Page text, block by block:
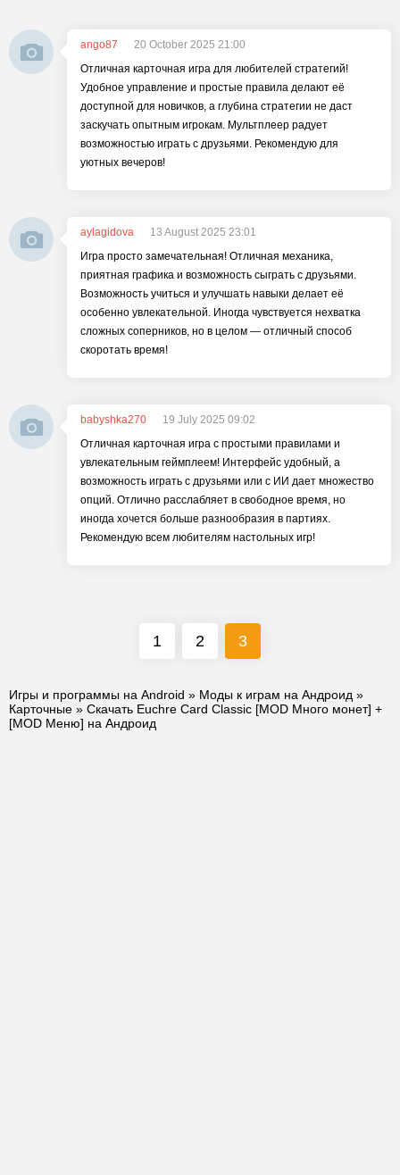
ango87
20 October 2025 21:00
Отличная карточная игра для любителей стратегий!
Удобное управление и простые правила делают её
доступной для новичков, а глубина стратегии не даст
заскучать опытным игрокам. Мультплеер радует
возможностью играть с друзьями. Рекомендую для
уютных вечеров!
aylagidova
13 August 2025 23:01
Игра просто замечательная! Отличная механика,
приятная графика и возможность сыграть с друзьями.
Возможность учиться и улучшать навыки делает её
особенно увлекательной. Иногда чувствуется нехватка
сложных соперников, но в целом — отличный способ
скоротать время!
babyshka270
19 July 2025 09:02
Отличная карточная игра с простыми правилами и
увлекательным геймплеем! Интерфейс удобный, а
возможность играть с друзьями или с ИИ дает множество
опций. Отлично расслабляет в свободное время, но
иногда хочется больше разнообразия в партиях.
Рекомендую всем любителям настольных игр!
1 2 3
Игры и программы на Android » Моды к играм на Андроид »
Карточные » Скачать Euchre Card Classic [MOD Много монет] +
[MOD Меню] на Андроид